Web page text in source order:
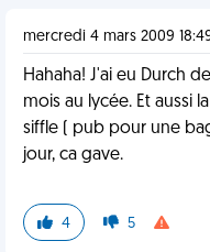
mercredi 4 mars 2009
Hahaha! J'ai eu Durch
mois au lycée. Et aussi
siffle ( pub pour une
jour, ca gave.
4 5